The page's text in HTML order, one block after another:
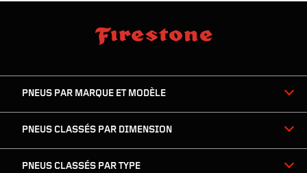
du
PNEUS PAR MARQUE ET MODÈLE
PNEUS CLASSÉS PAR DIMENSION
PNEUS CLASSÉS PAR TYPE